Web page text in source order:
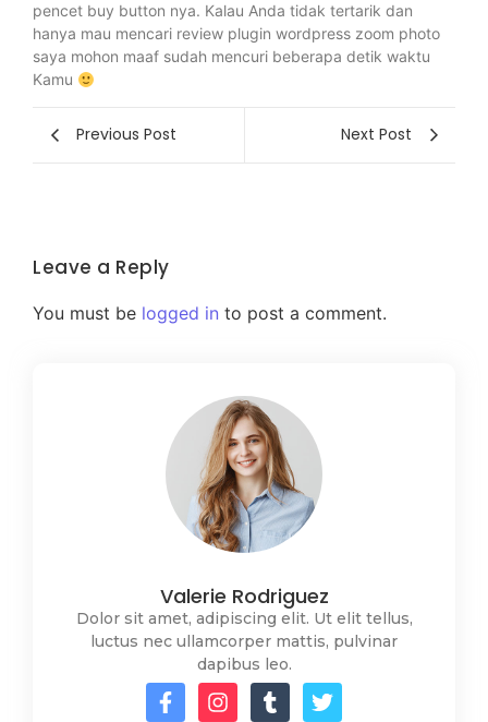
pencet buy button nya. Kalau Anda tidak tertarik dan
hanya mau mencari review plugin wordpress zoom photo
saya mohon maaf sudah mencuri beberapa detik waktu
Kamu
Previous Post Next Post
Leave a Reply
You must be logged in to post a comment.
Valerie Rodriguez
Dolor sit amet, adipiscing elit. Ut elit tellus,
luctus nec ullamcorper mattis, pulvinar
dapibus leo.